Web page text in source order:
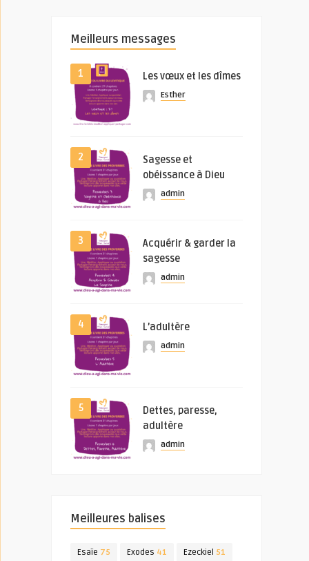
Meilleurs messages
1 Les vœux et les dîmes
Esther
2
Sagesse et
obéissance à Dieu
admin
3
Acquérir & garder la
sagesse
admin
4 L’adultère
admin
5
Dettes, paresse,
adultère
admin
Meilleures balises
Esaïe 75 Exodes 41 Ezeckiel 51